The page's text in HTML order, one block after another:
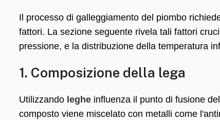
Il processo di galleggiamento del piombo
fattori. La sezione seguente rivela tali fattori
pressione, e la distribuzione della temperatura
1. Composizione della lega
Utilizzando leghe influenza il punto di fusione
composto viene miscelato con metalli come